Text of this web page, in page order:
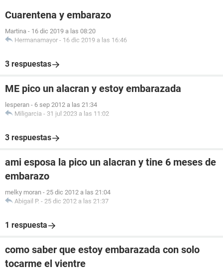
Cuarentena y embarazo
Martina - 16 dic 2019 a las 08:20
Hermanamayor - 16 dic 2019 a las 16:46
3 respuestas
ME pico un alacran y estoy embarazada
lesperan - 6 sep 2012 a las 21:34
Miligarcia - 31 jul 2023 a las 11:02
3 respuestas
ami esposa la pico un alacran y tine 6 meses de
embarazo
melky moran - 25 dic 2012 a las 21:04
Abigail P. - 25 dic 2012 a las 21:37
1 respuesta
como saber que estoy embarazada con solo
tocarme el vientre